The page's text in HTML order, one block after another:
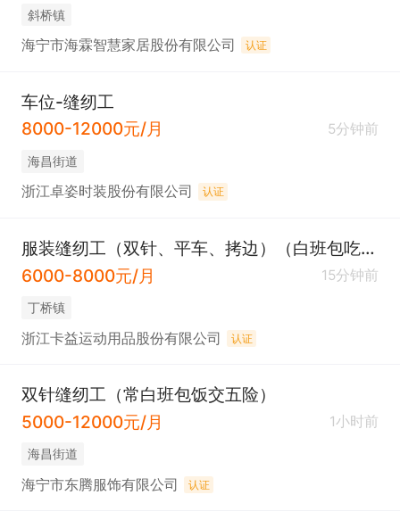
斜桥镇
海宁市海霖智慧家居股份有限公司 认证
车位-缝纫工
8000-12000元/月
5分钟前
海昌街道
浙江卓姿时装股份有限公司 认证
服装缝纫工（双针、平车、拷边）（白班包吃住交五险）
6000-8000元/月
15分钟前
丁桥镇
浙江卡益运动用品股份有限公司 认证
双针缝纫工（常白班包饭交五险）
5000-12000元/月
1小时前
海昌街道
海宁市东腾服饰有限公司 认证